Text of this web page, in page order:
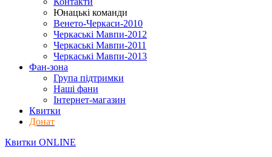
Юнацькі команди
Венето-Черкаси-2010
Черкаські Мавпи-2012
Черкаські Мавпи-2011
Черкаські Мавпи-2013
Фан-зона
Група підтримки
Наші фани
Інтернет-магазин
Квитки
Донат
Квитки ONLINE